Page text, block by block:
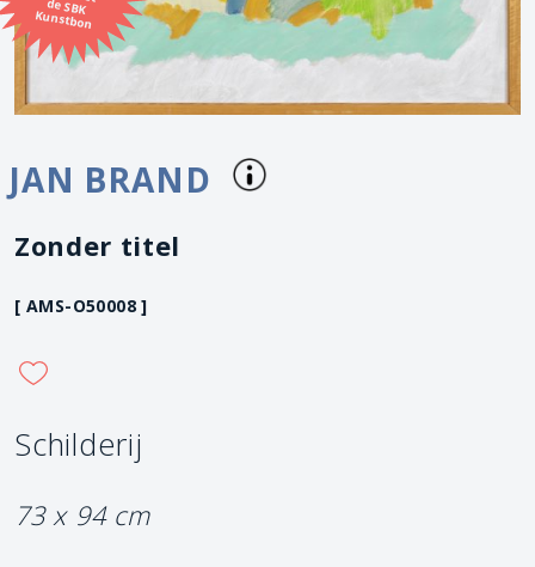
Kunstbon
JAN BRAND
Zonder titel
[ AMS-O50008 ]
Schilderij
73 x 94 cm